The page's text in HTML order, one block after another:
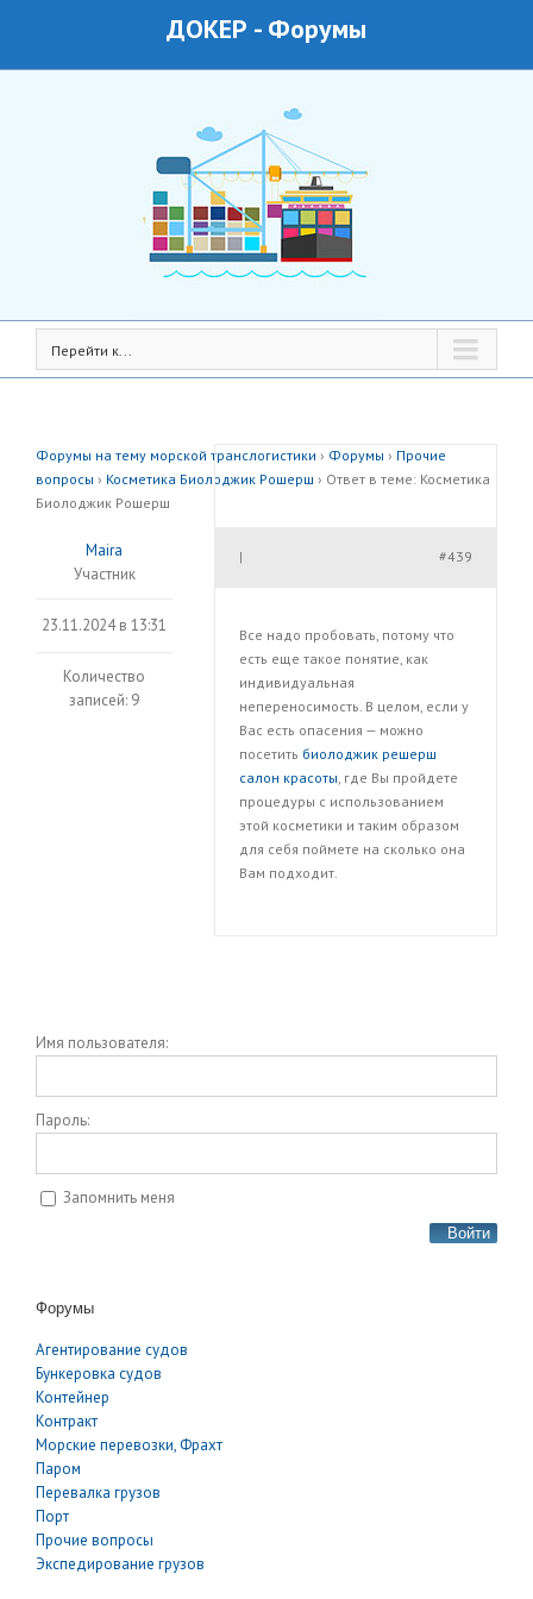
ДОКЕР - Форумы
Перейти к...
Форумы на тему морской транслогистики › Форумы › Прочие
вопросы › Косметика Биолоджик Рошерш › Ответ в теме: Косметика
Биолоджик Рошерш
Maira
Участник
23.11.2024 в 13:31
Количество
записей: 9
#439
|
Все надо пробовать, потому что
есть еще такое понятие, как
индивидуальная
непереносимость. В целом, если у
Вас есть опасения — можно
посетить биолоджик решерш
салон красоты, где Вы пройдете
процедуры с использованием
этой косметики и таким образом
для себя поймете на сколько она
Вам подходит.
Имя пользователя:
Пароль:
Запомнить меня
Войти
Форумы
Агентирование судов
Бункеровка судов
Контейнер
Контракт
Морские перевозки, Фрахт
Паром
Перевалка грузов
Порт
Прочие вопросы
Экспедирование грузов